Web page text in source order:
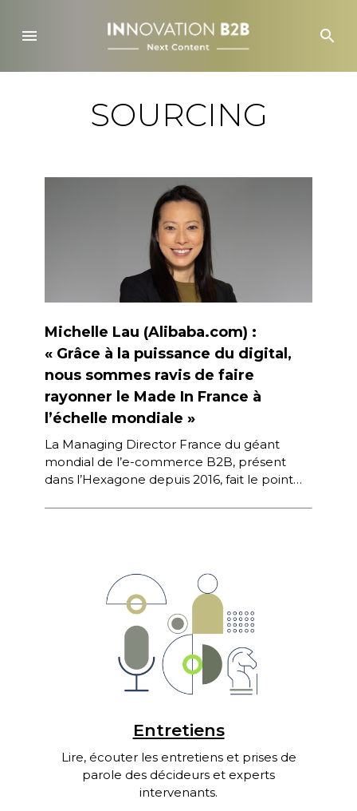
content
menu search
SOURCING
Michelle Lau (Alibaba.com) :
« Grâce à la puissance du digital,
nous sommes ravis de faire
rayonner le Made In France à
l’échelle mondiale »
La Managing Director France du géant
mondial de l’e-commerce B2B, présent
dans l’Hexagone depuis 2016, fait le point
Entretiens
Lire, écouter les entretiens et prises de
parole des décideurs et experts
intervenants.